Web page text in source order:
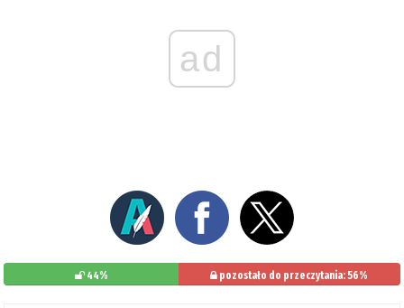
ad
44% pozostało do przeczytania: 56%